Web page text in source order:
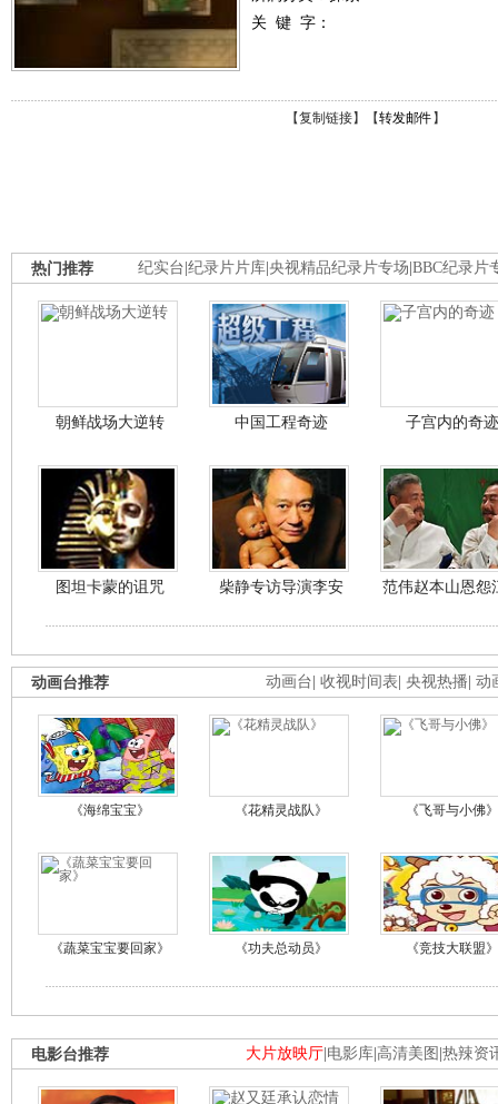
关 键 字：
【复制链接】【转发邮件 】
纪实台 纪录片片库 央视精品纪录片专场 BBC纪录片
热门推荐
朝鲜战场大逆转 中国工程奇迹 子宫内的奇迹
图坦卡蒙的诅咒 柴静专访导演李安 范伟赵本山恩怨
动画台 收视时间表 央视热播 动
动画台推荐
《海绵宝宝》 《花精灵战队》 《飞哥与小佛》
《蔬菜宝宝要回家》 《功夫总动员》 《竞技大联盟》
大片放映厅 电影库 高清美图 热辣资
电影台推荐